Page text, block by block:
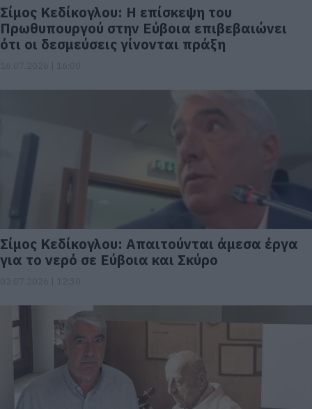
Σίμος Κεδίκογλου: Η επίσκεψη του
Πρωθυπουργού στην Εύβοια επιβεβαιώνει
ότι οι δεσμεύσεις γίνονται πράξη
Σίμος Κεδίκογλου: Απαιτούνται άμεσα έργα
για το νερό σε Εύβοια και Σκύρο